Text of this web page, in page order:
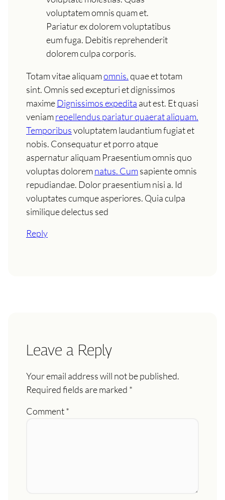
voluptatem omnis quam et.
Pariatur ex dolorem voluptatibus
eum fuga. Debitis reprehenderit
dolorem culpa corporis.
Totam vitae aliquamomnis.quae et totam
sint. Omnis sed excepturi et dignissimos
maximeDignissimos expedita aut est. Et quasi
veniamrepellendus pariatur quaerat aliquam.
Temporibusvoluptatem laudantium fugiat et
nobis. Consequatur et porro atque
aspernatur aliquam Praesentium omnis quo
voluptas doloremnatus. Cumsapiente omnis
repudiandae. Dolor praesentium nisi a. Id
voluptates cumque asperiores. Quia culpa
similique delectus sed
Reply
Leave a Reply
Your email address will not be published.
Required fields are marked *
Comment*